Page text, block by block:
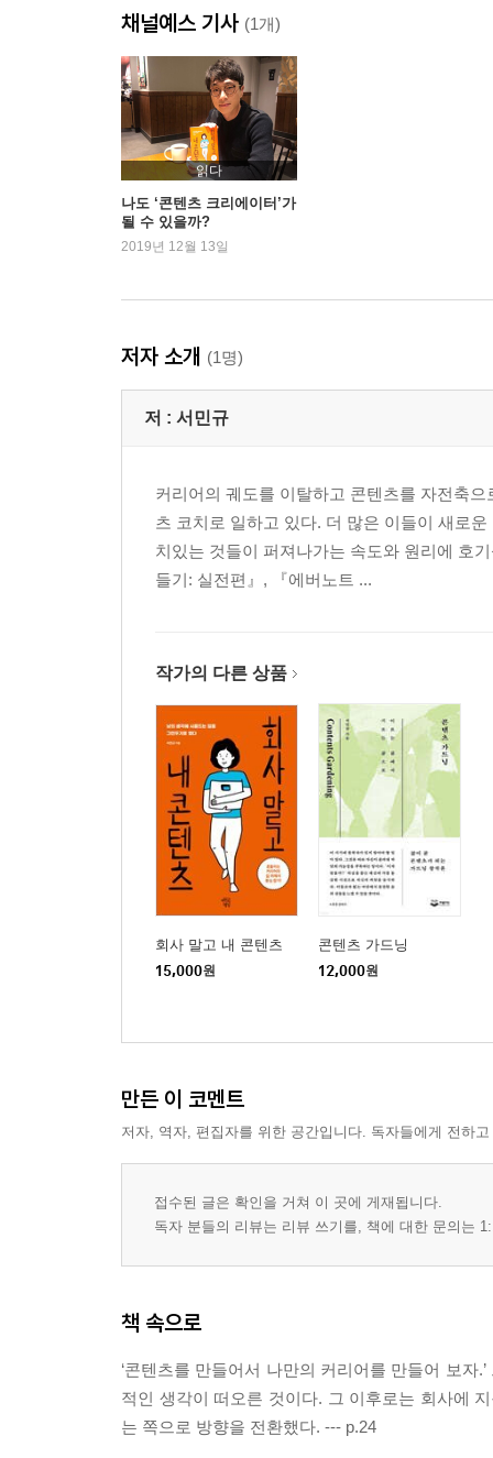
한 조각짜리 퍼즐판 만들기
당신의 태그는 무엇인가?
콘텐츠 생산으로 가는 3단계
절박한 문제 속에 나만의 콘텐츠가 있다
만들고 초대하는 즐거움
정체성의 본질은 만들어 가는 것
4장 학습은 따분한 교수의 서재가 아니다
교육받는 나 말고 학습하는 나
회고 속에 작동하는 기회의 메커니즘
나는 먼저 나의 코치가 되기로 했다
길 없는 시대의 지도 그리기
내 첫 해외 고객의 이름은 하산 알리
6장 콘텐츠 유통혁명은 이미 시작됐다
오프라인을 가속하는 온라인
콘텐츠 유통혁명은 이미 시작됐다
생산적인 뇌가 좋아하는 오프라인
링크 앞에서 정신 차려야 하는 이유
노교수의 집필실은 최첨단이었다
잠들지 않는 ‘0과 1의 세계’
온라인 탑골공원에서 만나는 사람들
꼰대의 반란을 기대하며
ver. 2019 판올림 이해하기
콘텐츠의 미래
에필로그
채널예스 기사 (1개)
읽다
나도 ‘콘텐츠 크리에이터’가
될 수 있을까?
2019년 12월 13일
저자 소개 (1명)
저 : 서민규
커리어의 궤도를 이탈하고 콘텐츠를 자전축
츠 코치로 일하고 있다. 더 많은 이들이 새로
치있는 것들이 퍼져나가는 속도와 원리에 호
들기: 실전편』, 『에버노트 ...
작가의 다른 상품
회사 말고 내 콘텐츠
15,000원
콘텐츠 가드닝
12,000원
만든 이 코멘트
저자, 역자, 편집자를 위한 공간입니다. 독자들에게 전하
접수된 글은 확인을 거쳐 이 곳에 게재됩니다.
독자 분들의 리뷰는 리뷰 쓰기를, 책에 대한 문의는
책 속으로
‘콘텐츠를 만들어서 나만의 커리어를 만들어 보자
적인 생각이 떠오른 것이다. 그 이후로는 회사에
는 쪽으로 방향을 전환했다. --- p.24